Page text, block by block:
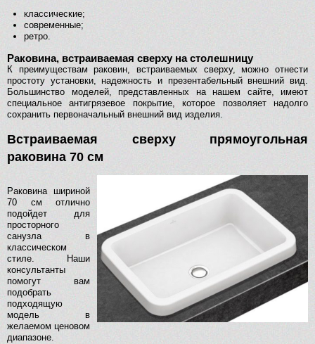
классические;
современные;
ретро.
Раковина, встраиваемая сверху на столешницу
К преимуществам раковин, встраиваемых сверху, можно отнести
простоту установки, надежность и презентабельный внешний вид.
Большинство моделей, представленных на нашем сайте, имеют
специальное антигрязевое покрытие, которое позволяет надолго
сохранить первоначальный внешний вид изделия.
Встраиваемая сверху прямоугольная
раковина 70 см
Раковина шириной
70 см отлично
подойдет для
просторного
санузла в
классическом
стиле. Наши
консультанты
помогут вам
подобрать
подходящую
модель в
желаемом ценовом
диапазоне.